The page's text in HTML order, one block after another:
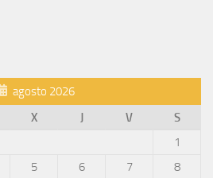
agosto 2026
X J V
S
1
5 6 7
8